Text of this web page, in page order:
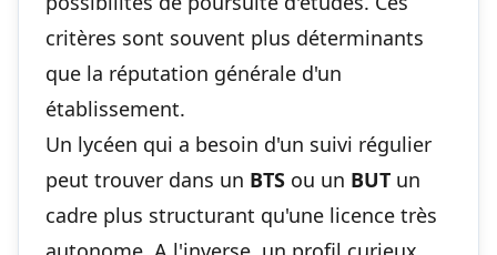
critères sont souvent plus déterminants
que la réputation générale d'un
établissement.
Un lycéen qui a besoin d'un suivi régulier
peut trouver dans un BTS ou un BUT un
cadre plus structurant qu'une licence très